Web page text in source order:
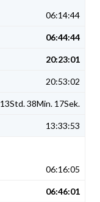
06:14:44
06:44:44
20:23:01
20:53:02
13Std. 38Min. 17Sek.
13:33:53
06:16:05
06:46:01